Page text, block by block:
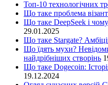
Топ-10 технологічних
Що таке проблема
Що таке DeepSeek і
29.01.2025
Що таке Stargate?
Що їдять мухи?
найдрібніших створінь
Що таке Dogecoin:
19.12.2024